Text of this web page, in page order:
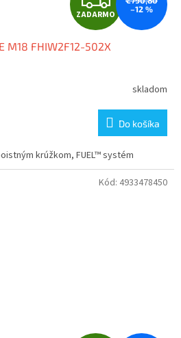
A
D
R
M
O
ZADARMO
–12 %
M18 FHIW2F12-502X
skladom
Do košíka
krúžkom, FUEL™ systém
Kód: 4933478450